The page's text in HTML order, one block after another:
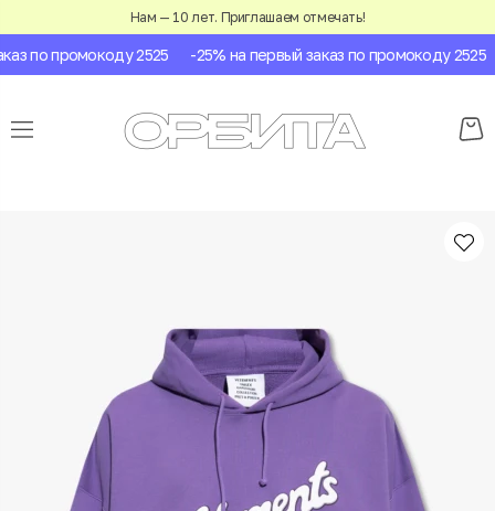
Нам — 10 лет. Приглашаем отмечать!
по промокоду 2525 -25% на первый заказ по промокоду 2525